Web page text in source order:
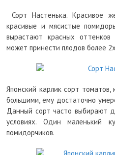
Сорт Настенька. Красивое
красивые и мясистые
вырастают красных
может принести плодов более
Японский карлик сорт
большими, ему достаточно
Данный сорт часто выбирают
условиях. Один маленький
помидорчиков.